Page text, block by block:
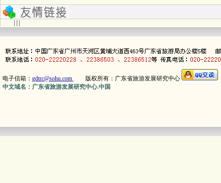
电子信箱： gdtrc@sohu.com 版权所有：广东省旅游发展研究中心
中文域名：广东省旅游发展研究中心.中国